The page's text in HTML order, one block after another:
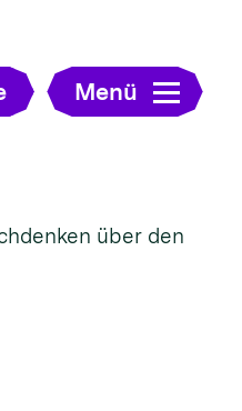
Menü
über den